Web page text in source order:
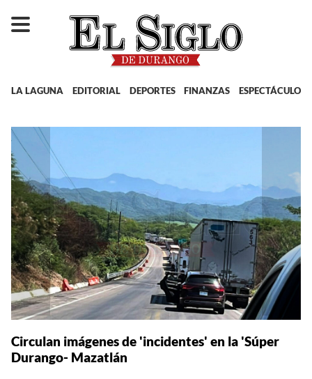
LA LAGUNA EDITORIAL DEPORTES FINANZAS ESPECTÁCULOS
Circulan imágenes de 'incidentes' en la 'Súper
Durango- Mazatlán